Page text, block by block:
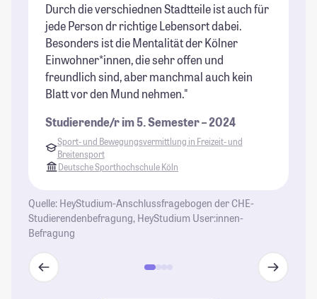
Durch die verschiednen Stadtteile ist auch für
jede Person dr richtige Lebensort dabei.
Besonders ist die Mentalität der Kölner
Einwohner*innen, die sehr offen und
freundlich sind, aber manchmal auch kein
Blatt vor den Mund nehmen."
Studierende/r im 5. Semester – 2024
Sport- und Bewegungsvermittlung in Freizeit- und
Breitensport
Deutsche Sporthochschule Köln
Quelle: HeyStudium-Anschlussfragebogen der CHE-
Studierendenbefragung, HeyStudium User:innen-
Befragung